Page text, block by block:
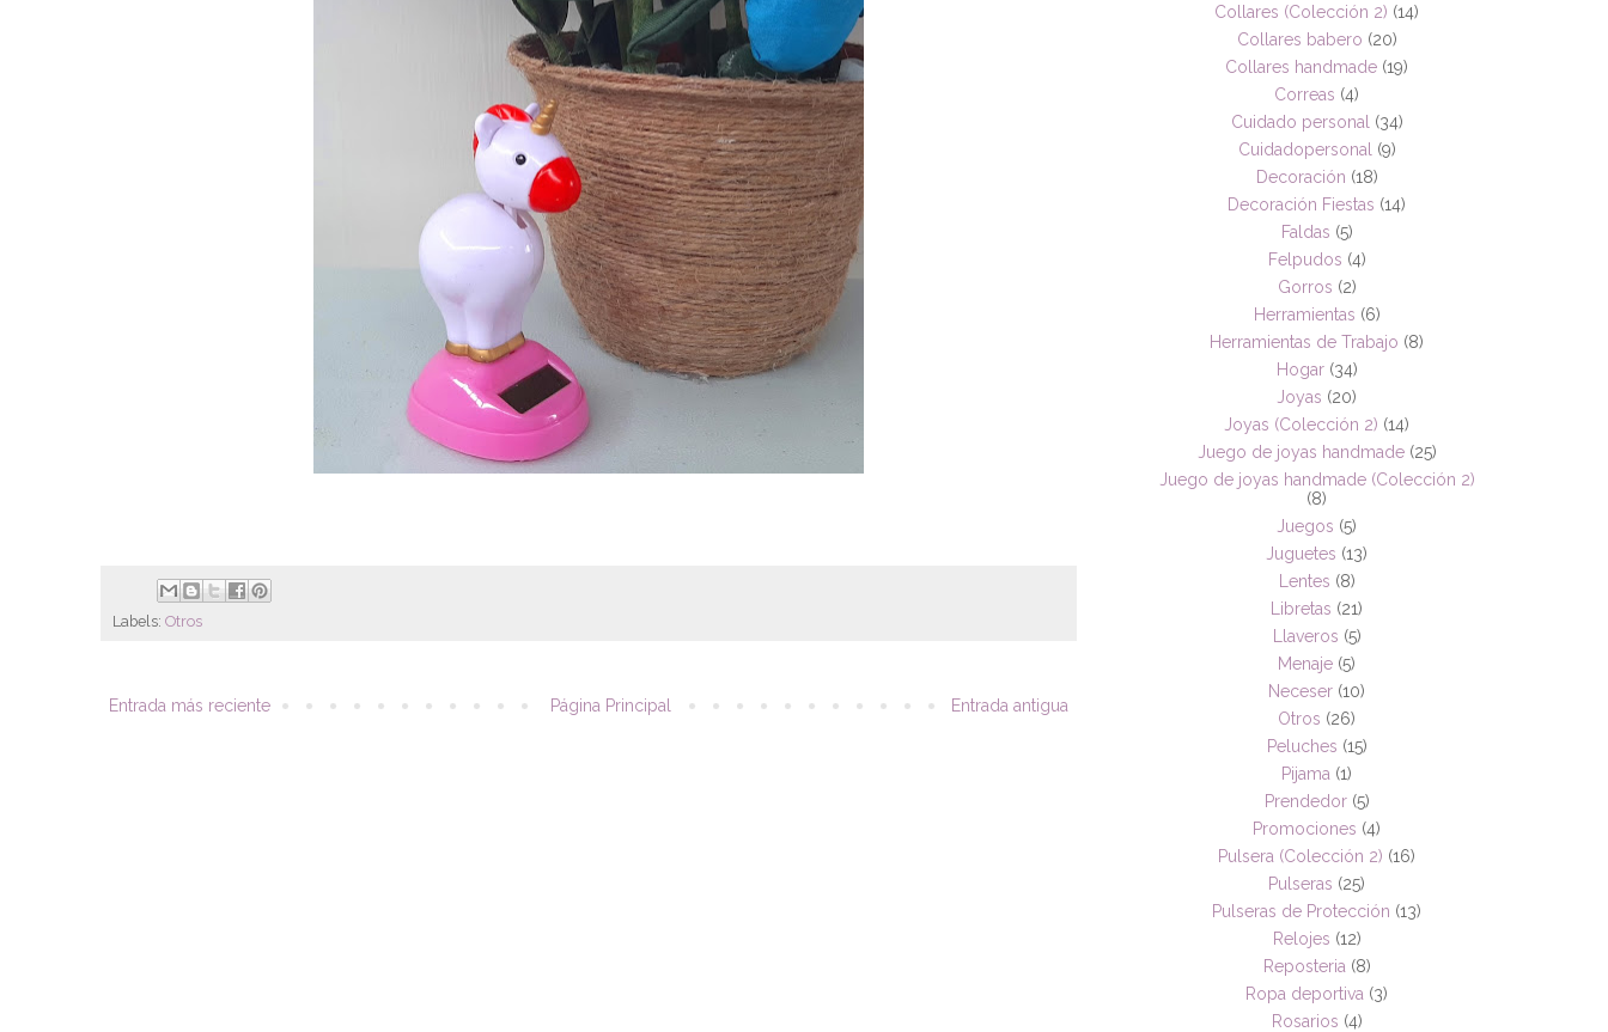
Labels: Otros
Entrada más reciente Entrada antigua
Página Principal
Collares (Colección 2) (14)
Collares babero (20)
Collares handmade (19)
Correas (4)
Cuidado personal (34)
Cuidadopersonal (9)
Decoración (18)
Decoración Fiestas (14)
Faldas (5)
Felpudos (4)
Gorros (2)
Herramientas (6)
Herramientas de Trabajo (8)
Hogar (34)
Joyas (20)
Joyas (Colección 2) (14)
Juego de joyas handmade (25)
Juego de joyas handmade (Colección 2)
(8)
Juegos (5)
Juguetes (13)
Lentes (8)
Libretas (21)
Llaveros (5)
Menaje (5)
Neceser (10)
Otros (26)
Peluches (15)
Pijama (1)
Prendedor (5)
Promociones (4)
Pulsera (Colección 2) (16)
Pulseras (25)
Pulseras de Protección (13)
Relojes (12)
Reposteria (8)
Ropa deportiva (3)
Rosarios (4)